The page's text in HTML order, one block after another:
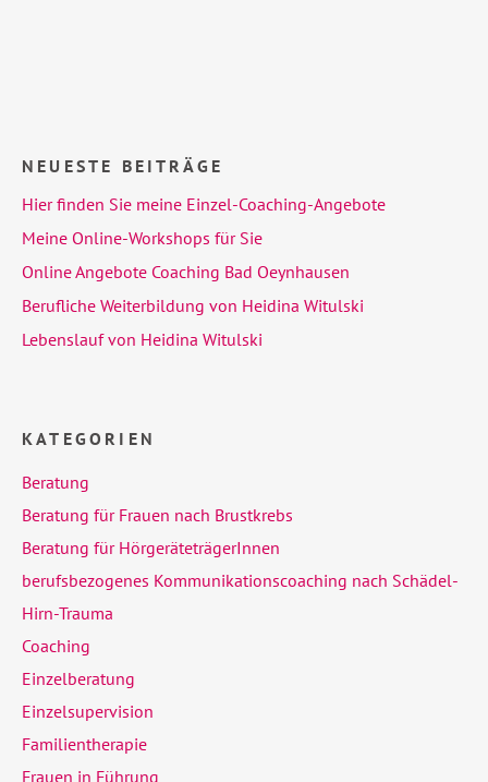
NEUESTE BEITRÄGE
Hier finden Sie meine Einzel-Coaching-Angebote
Meine Online-Workshops für Sie
Online Angebote Coaching Bad Oeynhausen
Berufliche Weiterbildung von Heidina Witulski
Lebenslauf von Heidina Witulski
KATEGORIEN
Beratung
Beratung für Frauen nach Brustkrebs
Beratung für HörgeräteträgerInnen
berufsbezogenes Kommunikationscoaching nach Schädel-
Hirn-Trauma
Coaching
Einzelberatung
Einzelsupervision
Familientherapie
Frauen in Führung